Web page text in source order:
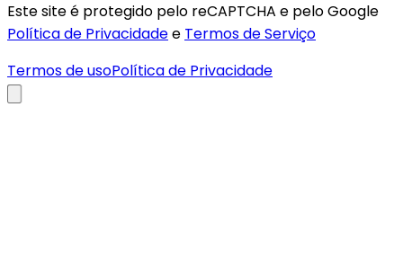
Este site é protegido pelo reCAPTCHA e pelo Google
Política de Privacidadee Termos de Serviço
Termos de usoPolítica de Privacidade